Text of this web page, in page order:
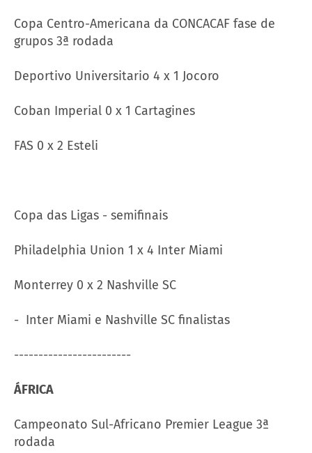
Copa Centro-Americana da CONCACAF fase de
grupos 3ª rodada
Deportivo Universitario 4 x 1 Jocoro
Coban Imperial 0 x 1 Cartagines
FAS 0 x 2 Esteli
Copa das Ligas - semifinais
Philadelphia Union 1 x 4 Inter Miami
Monterrey 0 x 2 Nashville SC
- Inter Miami e Nashville SC finalistas
------------------------
ÁFRICA
Campeonato Sul-Africano Premier League 3ª
rodada